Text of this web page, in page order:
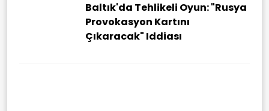
Baltık'da Tehlikeli Oyun: "Rusya
Provokasyon Kartını
Çıkaracak" Iddiası